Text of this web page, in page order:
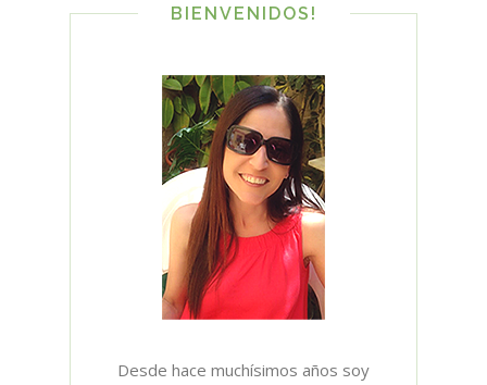
BIENVENIDOS!
Desde hace muchísimos años soy